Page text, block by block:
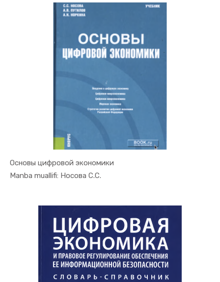
Основы цифровой экономики
Manba muallifi: Носова С.С.In Raqamli...